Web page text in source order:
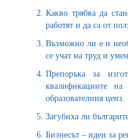
Какво трябва да
работят и да са от
Възможно ли е и
се учат на труд и
Препоръка за
квалификациите
образователния ценз.
Загубиха ли
Бизнесът – идеи за